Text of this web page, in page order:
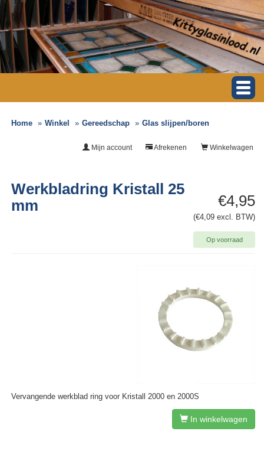
Home Winkel Gereedschap Glas slijpen/boren
Winkelwagen
Afrekenen
Mijn account
€4,95
(€4,09 excl. BTW)
Op voorraad
Werkbladring Kristall 25
mm
Vervangende werkblad ring voor Kristall 2000 en 2000S
In winkelwagen